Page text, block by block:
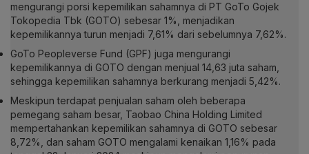
mengurangi porsi kepemilikan sahamnya di PT GoTo Gojek
Tokopedia Tbk (GOTO) sebesar 1%, menjadikan
kepemilikannya turun menjadi 7,61% dari sebelumnya 7,62%.
GoTo Peopleverse Fund (GPF) juga mengurangi
kepemilikannya di GOTO dengan menjual 14,63 juta saham,
sehingga kepemilikan sahamnya berkurang menjadi 5,42%.
Meskipun terdapat penjualan saham oleh beberapa
pemegang saham besar, Taobao China Holding Limited
mempertahankan kepemilikan sahamnya di GOTO sebesar
8,72%, dan saham GOTO mengalami kenaikan 1,16% pada